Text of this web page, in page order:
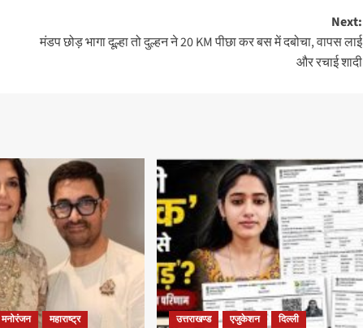
Next:
मंडप छोड़ भागा दूल्हा तो दुल्हन ने 20 KM पीछा कर बस में दबोचा, वापस लाई
और रचाई शादी
मनोरंजन
महाराष्ट्र
उत्तराखण्ड एजुकेशन
दिल्ली